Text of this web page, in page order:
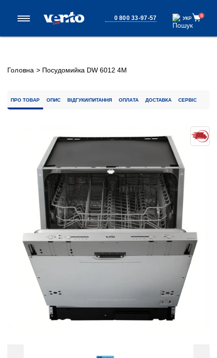
0 800 33-97-57 УКР
УКР 0
Головна > Посудомийка DW 6012 4М
ПРО ТОВАР ОПИС ВІДГУКИ/ПИТАННЯ ОПЛАТА ДОСТАВКА СЕРВІС